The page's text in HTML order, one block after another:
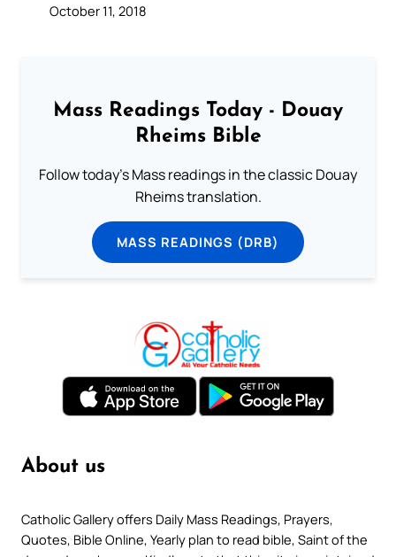
October 11, 2018
Mass Readings Today - Douay
Rheims Bible
Follow today's Mass readings in the classic Douay
Rheims translation.
MASS READINGS (DRB)
About us
Catholic Gallery offers Daily Mass Readings, Prayers,
Quotes, Bible Online, Yearly plan to read bible, Saint of the